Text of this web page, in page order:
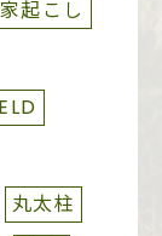
家起こし
丸太柱